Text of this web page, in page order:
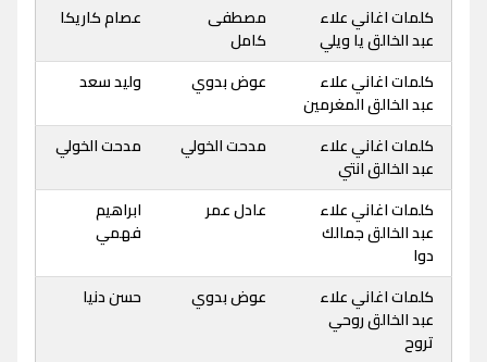
كلمات اغاني علاء
عبد الخالق يا ويلي
مصطفى
كامل
عصام كاريكا
كلمات اغاني علاء
عبد الخالق المغرمين
عوض بدوي وليد سعد
كلمات اغاني علاء
عبد الخالق انتي
مدحت الخولي مدحت الخولي
كلمات اغاني علاء
عبد الخالق جمالك
دوا
عادل عمر
ابراهيم
فهمي
كلمات اغاني علاء
عبد الخالق روحي
تروح
عوض بدوي حسن دنيا